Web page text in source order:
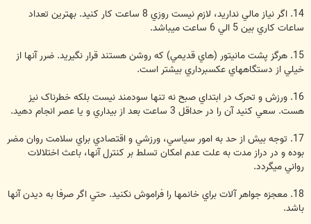
14. اگر نياز مالي نداريد، لازم نيست روزي 8 ساعت کار کنيد. بهترين تعداد
ساعات کاري بين 5 الي 6 ساعت ميباشد.
15. هرگز پشت مانيتور (هاي قديمي) که روشن هستند قرار نگيريد. ضرر آنها از
خيلي از دستگاههاي عکسبرداري بيشتر است.
16. ورزش و تحرک در ابتداي صبح نه تنها سودمند نيست بلکه خطرناک نيز
هست. سعي کنيد آن را در حداقل 3 ساعت بعد از بيداري و یا عصر انجام دهيد.
17. توجه بيش از حد به امور سياسي، ورزشي و اقتصادي براي سلامت روان مضر
بوده و در دراز مدت به علت عدم امکان تسلط بر کنترل آنها، باعث اختلالات
رواني ميگردد.
18. معجزه جواهر آلات براي خانمها را فراموش نکنيد. حتي اگر صرفا به ديدن آنها
باشد.